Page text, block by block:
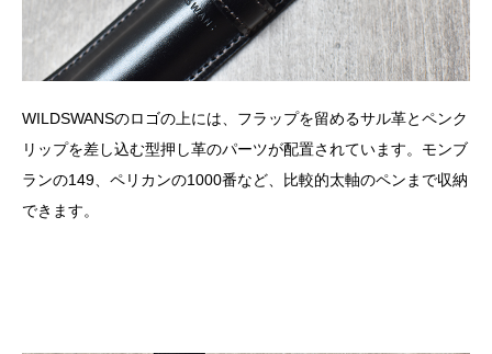
WILDSWANSのロゴの上には、フラップを留めるサル革とペンク
リップを差し込む型押し革のパーツが配置されています。モンブ
ランの149、ペリカンの1000番など、比較的太軸のペンまで収納
できます。